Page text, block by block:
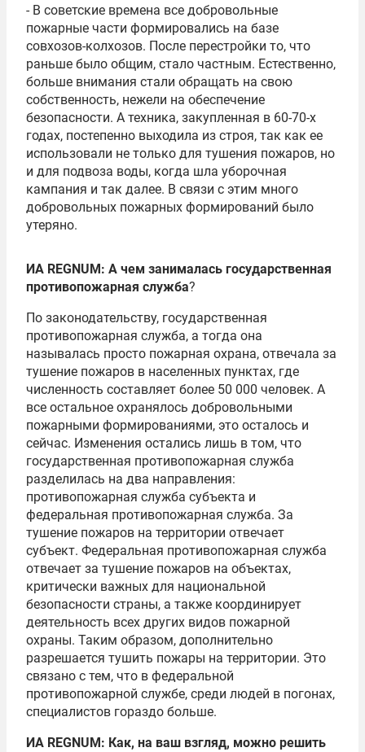
- В советские времена все добровольные
пожарные части формировались на базе
совхозов-колхозов. После перестройки то, что
раньше было общим, стало частным. Естественно,
больше внимания стали обращать на свою
собственность, нежели на обеспечение
безопасности. А техника, закупленная в 60-70-х
годах, постепенно выходила из строя, так как ее
использовали не только для тушения пожаров, но
и для подвоза воды, когда шла уборочная
кампания и так далее. В связи с этим много
добровольных пожарных формирований было
утеряно.
ИА REGNUM: А чем занималась государственная
противопожарная служба?
По законодательству, государственная
противопожарная служба, а тогда она
называлась просто пожарная охрана, отвечала за
тушение пожаров в населенных пунктах, где
численность составляет более 50 000 человек. А
все остальное охранялось добровольными
пожарными формированиями, это осталось и
сейчас. Изменения остались лишь в том, что
государственная противопожарная служба
разделилась на два направления:
противопожарная служба субъекта и
федеральная противопожарная служба. За
тушение пожаров на территории отвечает
субъект. Федеральная противопожарная служба
отвечает за тушение пожаров на объектах,
критически важных для национальной
безопасности страны, а также координирует
деятельность всех других видов пожарной
охраны. Таким образом, дополнительно
разрешается тушить пожары на территории. Это
связано с тем, что в федеральной
противопожарной службе, среди людей в погонах,
специалистов гораздо больше.
ИА REGNUM: Как, на ваш взгляд, можно решить